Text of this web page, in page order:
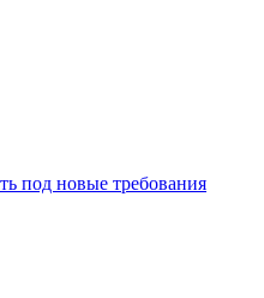
под новые требования